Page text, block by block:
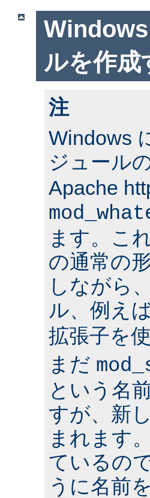
ルを作成
注
Windows
ジュール
Apache
ます。こ
の通常の
しながら
ル、例え
拡張子を
まだ
という名
すが、新
まれます
ているの
うに名前